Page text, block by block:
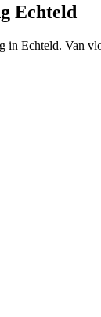
Echteld
in Echteld. Van